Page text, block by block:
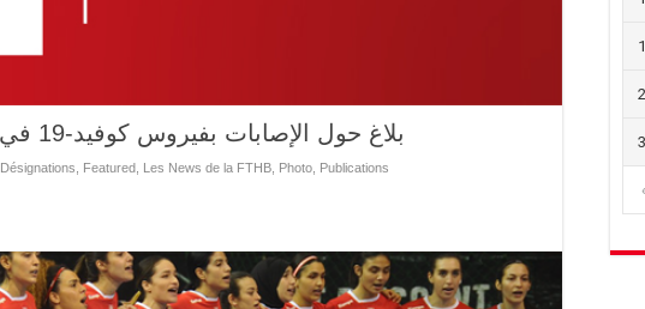
بلاغ حول الإصابات بفيروس كوفيد-19 في صفوف لاعبي الفرق
Désignations Featured Les News de la FTHB Photo Publications